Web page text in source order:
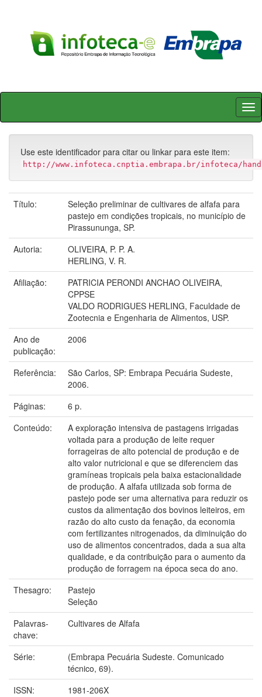
Skip
Use este identificador para citar ou linkar para este item:
http://www.infoteca.cnptia.embrapa.br/infoteca/
Título:
Seleção preliminar de cultivares de alfafa para
pastejo em condições tropicais, no município de
Pirassununga, SP.
Autoria:
OLIVEIRA, P. P. A.
HERLING, V. R.
Afiliação:
PATRICIA PERONDI ANCHAO OLIVEIRA,
CPPSE
VALDO RODRIGUES HERLING, Faculdade de
Zootecnia e Engenharia de Alimentos, USP.
Ano de
publicação:
2006
Referência:
São Carlos, SP: Embrapa Pecuária Sudeste,
2006.
Páginas:
6 p.
Conteúdo:
A exploração intensiva de pastagens irrigadas
voltada para a produção de leite requer
forrageiras de alto potencial de produção e de
alto valor nutricional e que se diferenciem das
gramíneas tropicais pela baixa estacionalidade
de produção. A alfafa utilizada sob forma de
pastejo pode ser uma alternativa para reduzir os
custos da alimentação dos bovinos leiteiros, em
razão do alto custo da fenação, da economia
com fertilizantes nitrogenados, da diminuição do
uso de alimentos concentrados, dada a sua alta
qualidade, e da contribuição para o aumento da
produção de forragem na época seca do ano.
Thesagro:
Pastejo
Seleção
Palavras-
chave:
Cultivares de Alfafa
Série:
(Embrapa Pecuária Sudeste. Comunicado
técnico, 69).
ISSN:
1981-206X